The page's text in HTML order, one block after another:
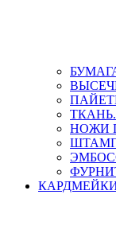
НОЖИ